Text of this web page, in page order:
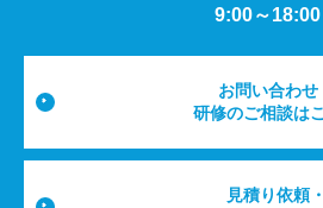
9:00～18:00
お問い合わせ
研修のご相談は
見積り依頼・